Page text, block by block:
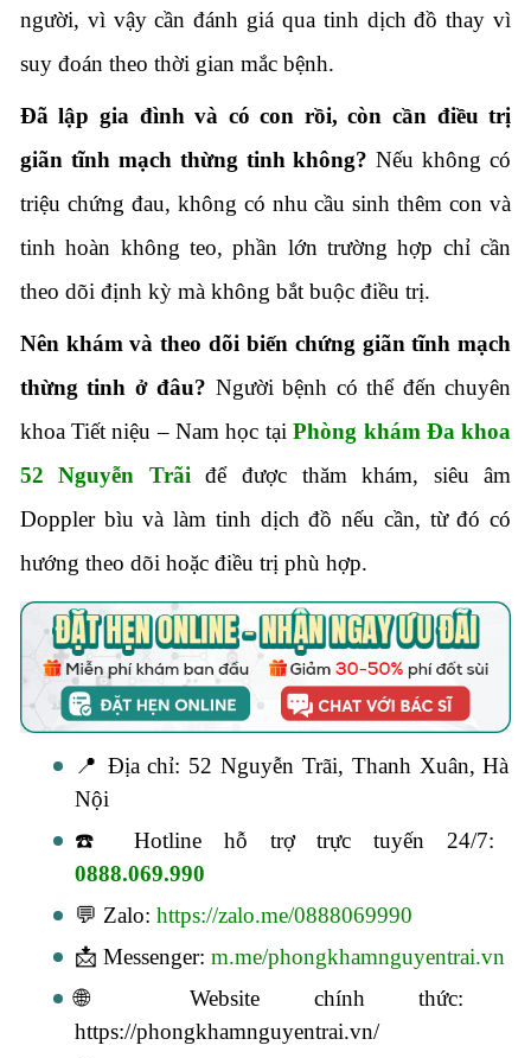
người, vì vậy cần đánh giá qua tinh dịch đồ thay vì
suy đoán theo thời gian mắc bệnh.
Đã lập gia đình và có con rồi, còn cần điều trị
giãn tĩnh mạch thừng tinh không? Nếu không có
triệu chứng đau, không có nhu cầu sinh thêm con và
tinh hoàn không teo, phần lớn trường hợp chỉ cần
theo dõi định kỳ mà không bắt buộc điều trị.
Nên khám và theo dõi biến chứng giãn tĩnh mạch
thừng tinh ở đâu? Người bệnh có thể đến chuyên
khoa Tiết niệu – Nam học tạiPhòng khám Đa khoa
52 Nguyễn Trãiđể được thăm khám, siêu âm
Doppler bìu và làm tinh dịch đồ nếu cần, từ đó có
hướng theo dõi hoặc điều trị phù hợp.
📍 Địa chỉ: 52 Nguyễn Trãi, Thanh Xuân, Hà
Nội
☎️ Hotline hỗ trợ trực tuyến 24/7:
0888.069.990
💬 Zalo: https://zalo.me/0888069990
📩 Messenger: m.me/phongkhamnguyentrai.vn
🌐 Website chính thức:
https://phongkhamnguyentrai.vn/